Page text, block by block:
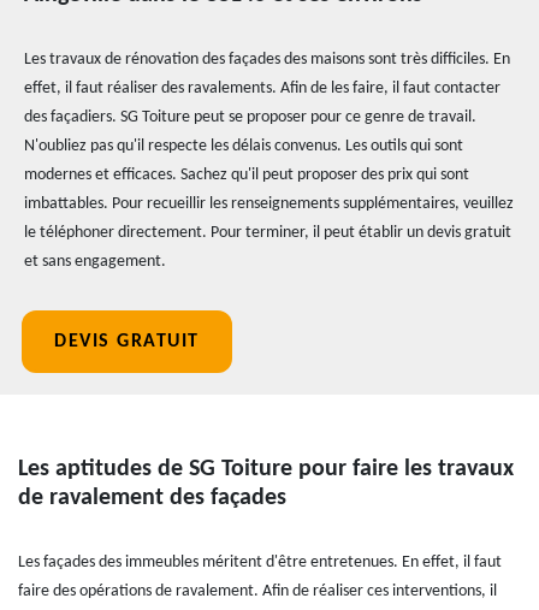
Les travaux de rénovation des façades des maisons sont très difficiles. En
effet, il faut réaliser des ravalements. Afin de les faire, il faut contacter
des façadiers. SG Toiture peut se proposer pour ce genre de travail.
N'oubliez pas qu'il respecte les délais convenus. Les outils qui sont
modernes et efficaces. Sachez qu'il peut proposer des prix qui sont
imbattables. Pour recueillir les renseignements supplémentaires, veuillez
le téléphoner directement. Pour terminer, il peut établir un devis gratuit
et sans engagement.
DEVIS GRATUIT
Les aptitudes de SG Toiture pour faire les travaux
de ravalement des façades
Les façades des immeubles méritent d'être entretenues. En effet, il faut
faire des opérations de ravalement. Afin de réaliser ces interventions, il